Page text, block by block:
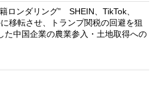
ロンダリング” SHEIN、TikTok、
移転させ、トランプ関税の回避を狙
中国企業の農業参入・土地取得への